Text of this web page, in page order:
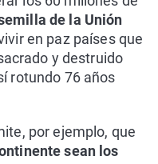
de la Unión
en paz países que
y destruido
rotundo 76 años
por ejemplo, que
sean los